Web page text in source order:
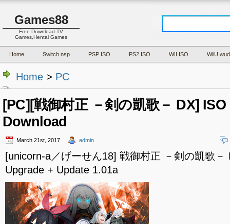
Games88
Free Download TV
Games,Hentai Games
Home Switch nsp PSP ISO PS2 ISO WII ISO WiiU wud
Home > PC
[PC][戦御村正 －剣の凱歌－ DX]
Download
March 21st, 2017 admin
[unicorn-a／げーせん18] 戦御村正 －剣の凱歌
Upgrade + Update 1.01a